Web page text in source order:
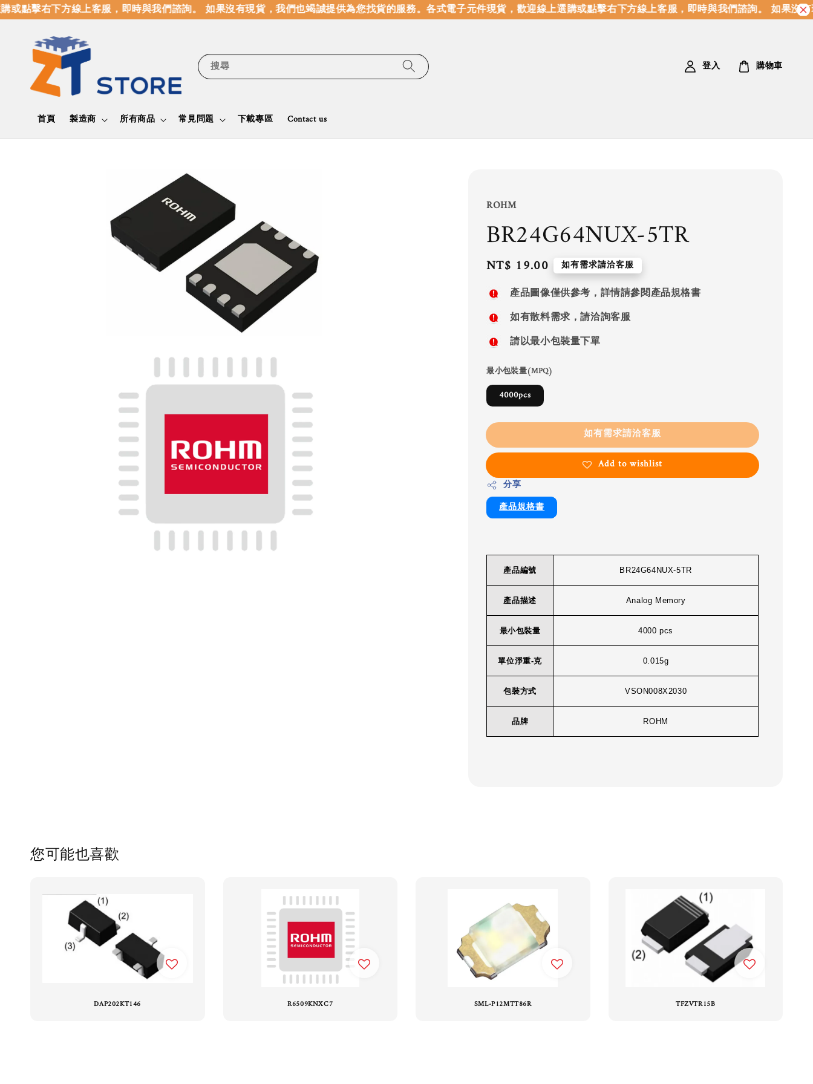
點擊右下方線上客服，即時與我們諮詢。 如果沒有現貨，我們也竭誠提供為您找貨的服務。各式電子元件現貨，歡迎線上選購或點擊右下方線上客服，即時與我們諮詢。 如果沒有
搜尋
首頁 製造商 所有商品 常見問題 下載專區 Contact us
登入 購物車
ROHM
BR24G64NUX-5TR
Regular
price
NT$ 19.00 如有需求請洽客服
產品圖像僅供參考，詳情請參閱產品規格書
如有散料需求，請洽詢客服
請以最小包裝量下單
最小包裝量(MPQ)
4000pcs
如有需求請洽客服
Add to wishlist
分享
產品規格書
產品編號 BR24G64NUX-5TR
產品描述 Analog Memory
最小包裝量 4000 pcs
單位淨重-克 0.015g
包裝方式 VSON008X2030
品牌 ROHM
您可能也喜歡
DAP202KT146 R6509KNXC7 SML-P12MTT86R TFZVTR15B